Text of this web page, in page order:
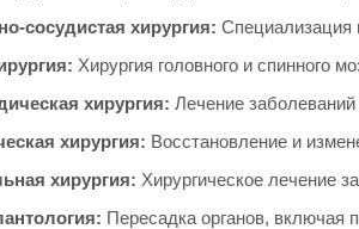
сосудистая хирургия: Специализация
Хирургия головного и спинного
хирургия: Лечение
хирургия: Восстановление и
хирургия: Хирургическое лечение
Пересадка органов, включая